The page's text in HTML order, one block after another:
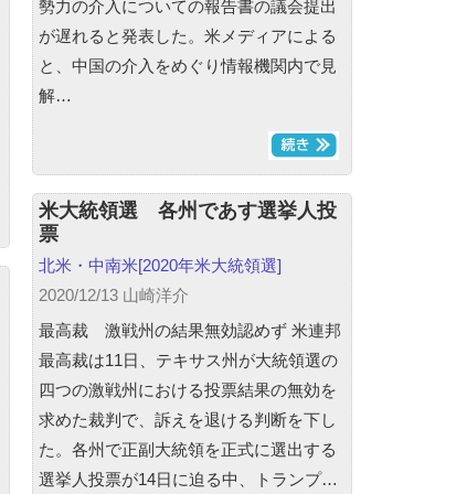
勢力の介入についての報告書の議会提出
が遅れると発表した。米メディアによる
と、中国の介入をめぐり情報機関内で見
解…
米大統領選 各州であす選挙人投
票
北米・中南米[2020年米大統領選]
2020/12/13 山崎洋介
最高裁 激戦州の結果無効認めず 米連邦
最高裁は11日、テキサス州が大統領選の
四つの激戦州における投票結果の無効を
求めた裁判で、訴えを退ける判断を下し
た。各州で正副大統領を正式に選出する
選挙人投票が14日に迫る中、トランプ…